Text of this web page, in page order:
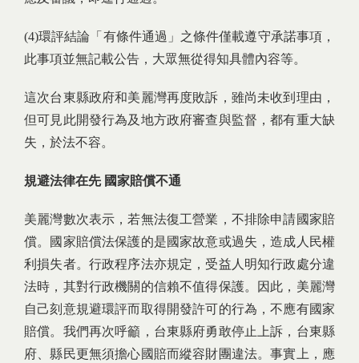
(4)環評結論「有條件通過」之條件僅載遵守承諾事項，
此事項並無記載公告，大眾無從得知具體內容等。
這次台東縣政府和美麗灣再度敗訴，雖尚未收到理由，
但可見此開發行為及地方政府審查與監督，都有重大缺
失，於法不容。
規避法律在先 國家賠償不通
美麗灣數次表示，若無法復工營業，不排除申請國家賠
償。國家賠償法保護的是國家故意或過失，造成人民權
利損失者。行政程序法亦規定，受益人明知行政處分違
法時，其對行政機關的信賴不值得保護。因此，美麗灣
自己刻意規避環評而取得開發許可的行為，不應有國家
賠償。我們再次呼籲，台東縣府勇敢停止上訴，台東縣
府、縣民更無須擔心國賠而縱容財團違法。事實上，應